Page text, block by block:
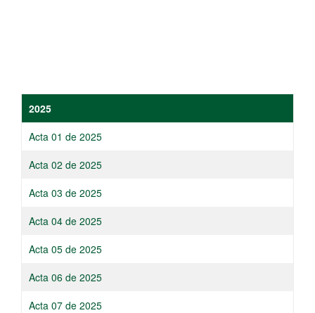
​​2025
​Acta 0​1 de 2025
​Acta 02 de 2025
​Acta 0​3 de 2025
​Acta 04 de 2025
​Acta 05 de 2025
​Acta 06 de 2025
​Acta 0​7 de 2025